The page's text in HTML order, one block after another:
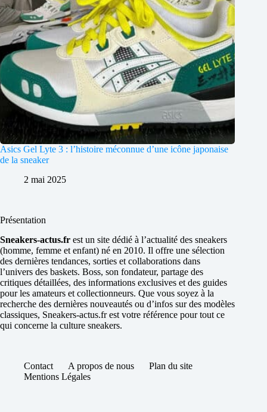
Asics Gel Lyte 3 : l’histoire méconnue d’une icône japonaise
de la sneaker
2 mai 2025
Présentation
Sneakers-actus.fr est un site dédié à l’actualité des sneakers
(homme, femme et enfant) né en 2010. Il offre une sélection
des dernières tendances, sorties et collaborations dans
l’univers des baskets. Boss, son fondateur, partage des
critiques détaillées, des informations exclusives et des guides
pour les amateurs et collectionneurs. Que vous soyez à la
recherche des dernières nouveautés ou d’infos sur des modèles
classiques, Sneakers-actus.fr est votre référence pour tout ce
qui concerne la culture sneakers.
Contact A propos de nous
Plan du site
Mentions Légales